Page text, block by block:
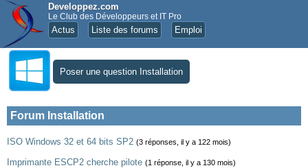
Developpez.com
Le Club des Développeurs et IT Pro
Actus Liste des forums Emploi
Poser une question Installation
Forum Installation
ISO Windows 32 et 64 bits SP2 (3 réponses, il y a 122 mois)
Imprimante ESCP2 cherche pilote (1 réponse, il y a 130 mois)